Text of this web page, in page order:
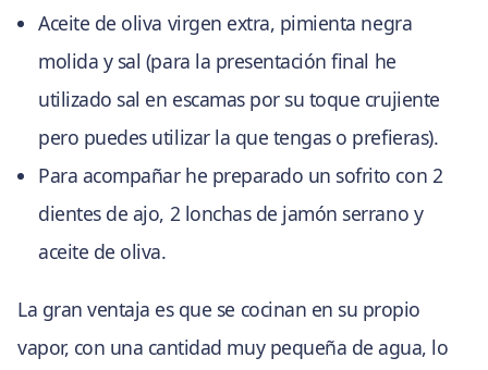
Aceite de oliva virgen extra, pimienta negra
molida y sal (para la presentación final he
utilizado sal en escamas por su toque crujiente
pero puedes utilizar la que tengas o prefieras).
Para acompañar he preparado un sofrito con 2
dientes de ajo, 2 lonchas de jamón serrano y
aceite de oliva.
La gran ventaja es que se cocinan en su propio
vapor, con una cantidad muy pequeña de agua, lo